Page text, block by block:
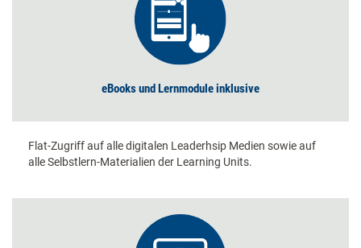
eBooks und Lernmodule inklusive
Flat-Zugriff auf alle digitalen Leaderhsip Medien sowie auf
alle Selbstlern-Materialien der Learning Units.